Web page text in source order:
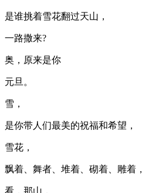
是谁挑着雪花翻过天山，
一路撒来?
奥，原来是你
元旦。
雪，
是你带人们最美的祝福和希望，
雪花，
飘着、舞者、堆着、砌着、雕着，
看，那山，